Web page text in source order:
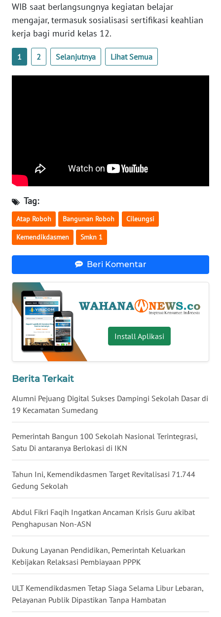
WIB saat berlangsungnya kegiatan belajar
mengajar, termasuk sosialisasi sertifikasi keahlian
kerja bagi murid kelas 12.
1 2 Selanjutnya Lihat Semua
Tag:
Atap Roboh Bangunan Roboh Cileungsi
Kemendikdasmen Smkn 1
Beri Komentar
Install Aplikasi
Berita Terkait
Alumni Pejuang Digital Sukses Dampingi Sekolah Dasar di
19 Kecamatan Sumedang
Pemerintah Bangun 100 Sekolah Nasional Terintegrasi,
Satu Di antaranya Berlokasi di IKN
Tahun Ini, Kemendikdasmen Target Revitalisasi 71.744
Gedung Sekolah
Abdul Fikri Faqih Ingatkan Ancaman Krisis Guru akibat
Penghapusan Non-ASN
Dukung Layanan Pendidikan, Pemerintah Keluarkan
Kebijakan Relaksasi Pembiayaan PPPK
ULT Kemendikdasmen Tetap Siaga Selama Libur Lebaran,
Pelayanan Publik Dipastikan Tanpa Hambatan
WN
JAMBI
SULTRA
SULBAR
BABEL
WN
SUMBAR
SUMSEL
WN
BENGKULU
WN
LAMPUNG
JATENG
WN
WN
WN
JATIM
WN
BALI
WN
KALBAR
WN
KALTENG